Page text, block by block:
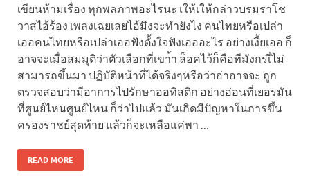
เขียนห้ามเรื่อง ทุกพลภาพอะไรนะ เให้เให้กล่าวบรมราโช
วาสไอ้ร้อง เพลงเฉยเลยไอ้มึงจะทำยังไง คนไทยหรือเปล่า
เออคนไทยหรือเปล่าเออฟังตั้งใจฟังเอออะไร อย่างเงี้ยเออ ก็
อาจจะเมื่อสมมุติว่าตัวเลือกที่เขา้า ล็อคไว้ก็คือทีมังกรเี่ไม่
สามารถขึ้นมา ปฏิบัติหน้าที่ได้จริงๆหรือว่าอ่าอาจจะ ถูก
ตรวจสอบว่ามีอาการไปรักษาออทิสติก อย่างอ่อนที่เยอรมัน
ที่ศูนย์ไหนศูนย์ไหน ก็ว่าไปแล้ว มันเกิดมีปัญหาในการขึ้น
ครองราชย์สุดท้าย แล้วก็จะเหลือแค่พา …
READ MORE